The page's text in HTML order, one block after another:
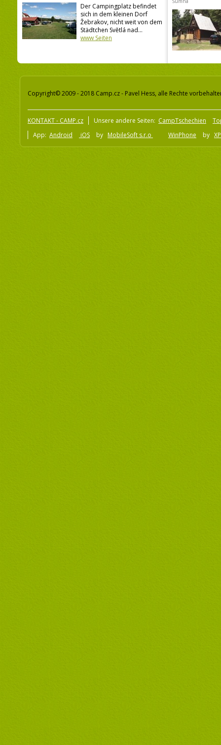
Der Campingplatz befindet
sich in dem kleinen Dorf
Žebrakov, nicht weit von dem
Städtchen Světlá nad...
www Seiten
Copyright© 2009 - 2018 Camp.cz - Pavel Hess, alle Rechte
KONTAKT - CAMP.cz Unsere andere Seiten: CampTschechien
App: Android iOS by MobileSoft s.r.o WinPhone by